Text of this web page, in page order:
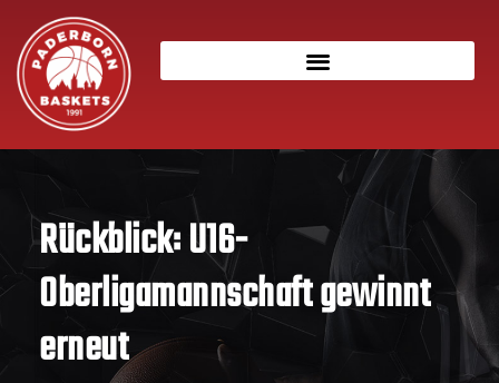
Rückblick: U16-
Oberligamannschaft gewinnt
erneut